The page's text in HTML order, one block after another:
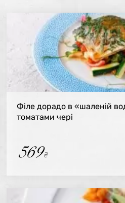
Філе дорадо в «шаленій
томатами чері
569₴